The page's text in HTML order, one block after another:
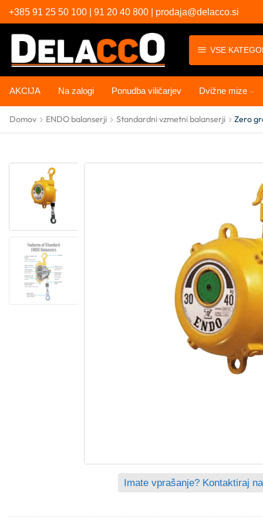
+385 91 25 50 100 | 91 20 40 800 | prodaja@delacco.si
VSE
AKCIJA Na zalogi Ponudba viličarjev Dvižne mize
Domov ENDO balanserji Standardni vzmetni balanserji Zero
Imate vprašanje? Kontaktiraj